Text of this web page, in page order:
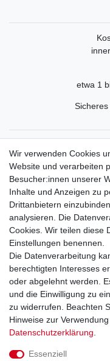
etwa 1
Rechtliche
Widerrufsrecht
Widerrufsformular
Datenschutzerklärung
AGB
Impressum
Vertrag
Zahlungsarten
Kreditkarte
Wir verwenden Cookies
Website und verarbeiten
Besucher:innen unserer
Inhalte und Anzeigen zu
Drittanbietern
analysieren. Die
Cookies. Wir teilen diese
Einstellungen benennen.
Die Datenverarbeitung
berechtigten Interesses
oder abgelehnt werden.
und die Einwilligung zu
zu widerrufen. Beachten
Hinweise zur
Daten­schutz­erklärung
Essenziell